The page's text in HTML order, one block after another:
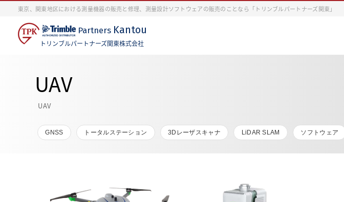
東京、関東地区における測量機器の販売と修理、測量設計ソフトウェアの販売のことなら「トリンブルパートナーズ関東」
Partners Kantou
トリンブルパートナーズ関東株式会社
UAV
UAV
GNSS トータルステーション 3Dレーザスキャナ LiDAR SLAM ソフトウェア